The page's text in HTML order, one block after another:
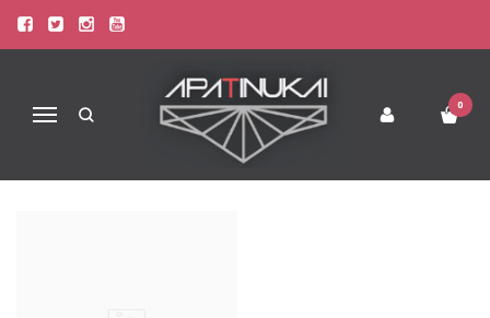
Navigacija
0
LORIN
Pirkite pagal gamintoją LORIN